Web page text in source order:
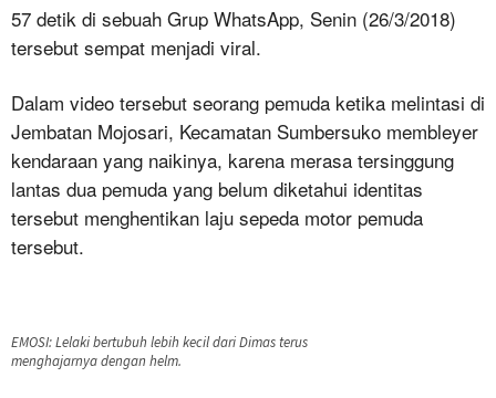
57 detik di sebuah Grup WhatsApp, Senin (26/3/2018)
tersebut sempat menjadi viral.
Dalam video tersebut seorang pemuda ketika melintasi di
Jembatan Mojosari, Kecamatan Sumbersuko membleyer
kendaraan yang naikinya, karena merasa tersinggung
lantas dua pemuda yang belum diketahui identitas
tersebut menghentikan laju sepeda motor pemuda
tersebut.
EMOSI: Lelaki bertubuh lebih kecil dari Dimas terus
menghajarnya dengan helm.